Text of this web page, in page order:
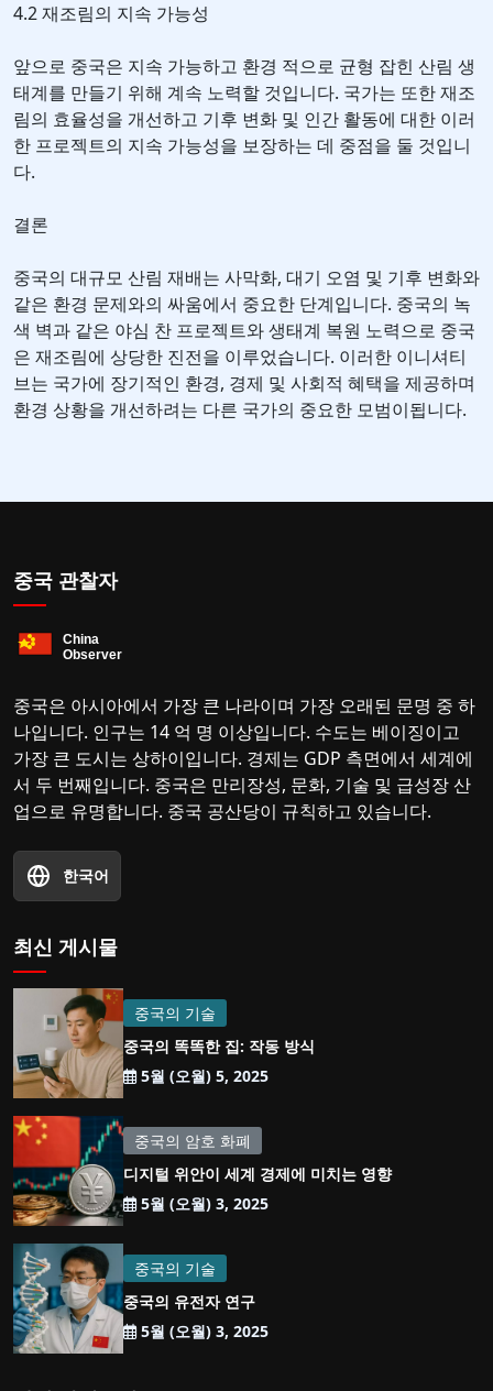
4.2 재조림의 지속 가능성
앞으로 중국은 지속 가능하고 환경 적으로 균형 잡힌 산림 생
태계를 만들기 위해 계속 노력할 것입니다. 국가는 또한 재조
림의 효율성을 개선하고 기후 변화 및 인간 활동에 대한 이러
한 프로젝트의 지속 가능성을 보장하는 데 중점을 둘 것입니
다.
결론
중국의 대규모 산림 재배는 사막화, 대기 오염 및 기후 변화와
같은 환경 문제와의 싸움에서 중요한 단계입니다. 중국의 녹
색 벽과 같은 야심 찬 프로젝트와 생태계 복원 노력으로 중국
은 재조림에 상당한 진전을 이루었습니다. 이러한 이니셔티
브는 국가에 장기적인 환경, 경제 및 사회적 혜택을 제공하며
환경 상황을 개선하려는 다른 국가의 중요한 모범이됩니다.
중국 관찰자
중국은 아시아에서 가장 큰 나라이며 가장 오래된 문명 중 하
나입니다. 인구는 14 억 명 이상입니다. 수도는 베이징이고
가장 큰 도시는 상하이입니다. 경제는 GDP 측면에서 세계에
서 두 번째입니다. 중국은 만리장성, 문화, 기술 및 급성장 산
업으로 유명합니다. 중국 공산당이 규칙하고 있습니다.
한국어
최신 게시물
중국의 기술
중국의 똑똑한 집: 작동 방식
5월 (오월) 5, 2025
중국의 암호 화폐
디지털 위안이 세계 경제에 미치는 영향
5월 (오월) 3, 2025
중국의 기술
중국의 유전자 연구
5월 (오월) 3, 2025